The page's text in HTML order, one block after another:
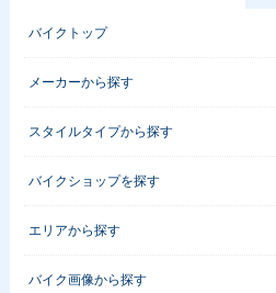
バイクトップ
メーカーから探す
スタイルタイプから探す
バイクショップを探す
エリアから探す
バイク画像から探す